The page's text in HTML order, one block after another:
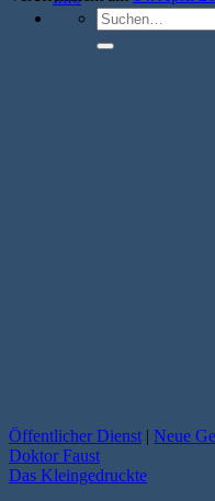
Suche
nach:
Öffentlicher Dienst | Neue
Doktor Faust
Das Kleingedruckte